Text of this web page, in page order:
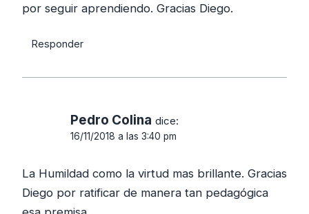
por seguir aprendiendo. Gracias Diego.
Responder
Pedro Colina dice:
16/11/2018 a las 3:40 pm
La Humildad como la virtud mas brillante. Gracias
Diego por ratificar de manera tan pedagógica